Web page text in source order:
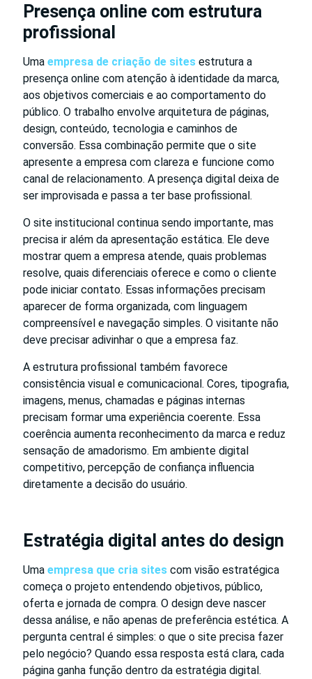
Presença online com estrutura
profissional
Uma empresa de criação de sites estrutura a
presença online com atenção à identidade da marca,
aos objetivos comerciais e ao comportamento do
público. O trabalho envolve arquitetura de páginas,
design, conteúdo, tecnologia e caminhos de
conversão. Essa combinação permite que o site
apresente a empresa com clareza e funcione como
canal de relacionamento. A presença digital deixa de
ser improvisada e passa a ter base profissional.
O site institucional continua sendo importante, mas
precisa ir além da apresentação estática. Ele deve
mostrar quem a empresa atende, quais problemas
resolve, quais diferenciais oferece e como o cliente
pode iniciar contato. Essas informações precisam
aparecer de forma organizada, com linguagem
compreensível e navegação simples. O visitante não
deve precisar adivinhar o que a empresa faz.
A estrutura profissional também favorece
consistência visual e comunicacional. Cores, tipografia,
imagens, menus, chamadas e páginas internas
precisam formar uma experiência coerente. Essa
coerência aumenta reconhecimento da marca e reduz
sensação de amadorismo. Em ambiente digital
competitivo, percepção de confiança influencia
diretamente a decisão do usuário.
Estratégia digital antes do design
Uma empresa que cria sites com visão estratégica
começa o projeto entendendo objetivos, público,
oferta e jornada de compra. O design deve nascer
dessa análise, e não apenas de preferência estética. A
pergunta central é simples: o que o site precisa fazer
pelo negócio? Quando essa resposta está clara, cada
página ganha função dentro da estratégia digital.